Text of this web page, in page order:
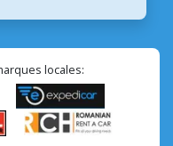
locales: